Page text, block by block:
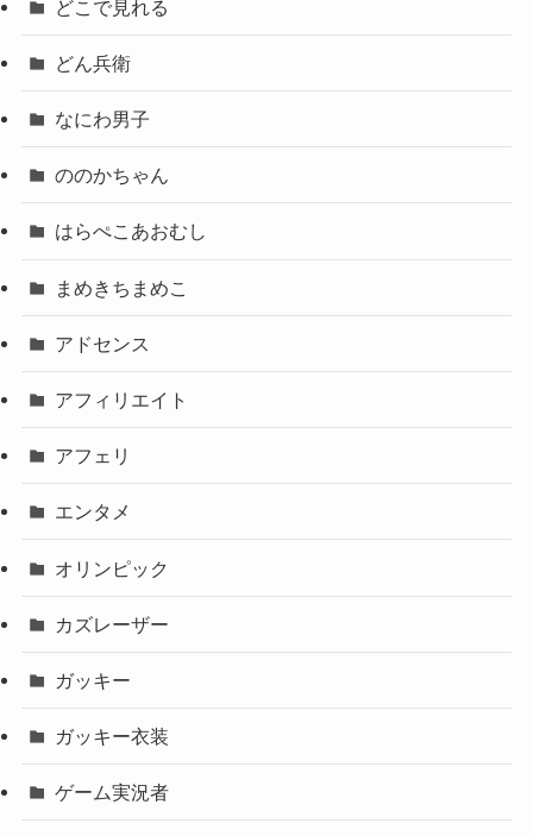
どこで見れる
どん兵衛
なにわ男子
ののかちゃん
はらぺこあおむし
まめきちまめこ
アドセンス
アフィリエイト
アフェリ
エンタメ
オリンピック
カズレーザー
ガッキー
ガッキー衣装
ゲーム実況者